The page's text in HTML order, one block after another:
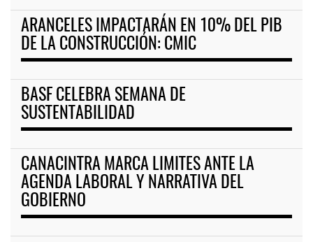
ARANCELES IMPACTARÁN EN 10% DEL PIB
DE LA CONSTRUCCIÓN: CMIC
BASF CELEBRA SEMANA DE
SUSTENTABILIDAD
CANACINTRA MARCA LIMITES ANTE LA
AGENDA LABORAL Y NARRATIVA DEL
GOBIERNO